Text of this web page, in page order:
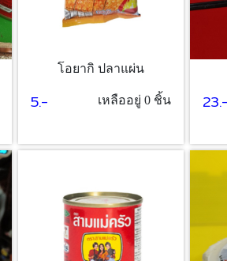
โอยากิ ปลาแผ่น
5.- เหลืออยู่ 0 ชิ้น 23.-